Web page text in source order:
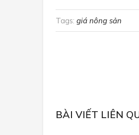
Tags: giá nông sản
BÀI VIẾT LIÊN